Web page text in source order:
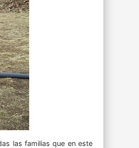
las familias que en este